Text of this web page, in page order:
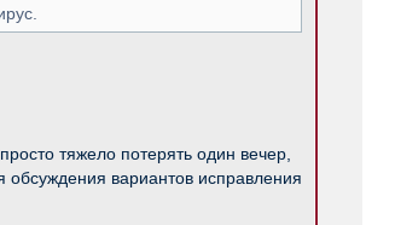
тяжело потерять один вечер,
вариантов исправления